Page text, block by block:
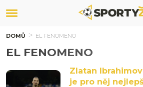
DOMŮ EL FENOMENO
EL FENOMENO
Zlatan
je pro něj